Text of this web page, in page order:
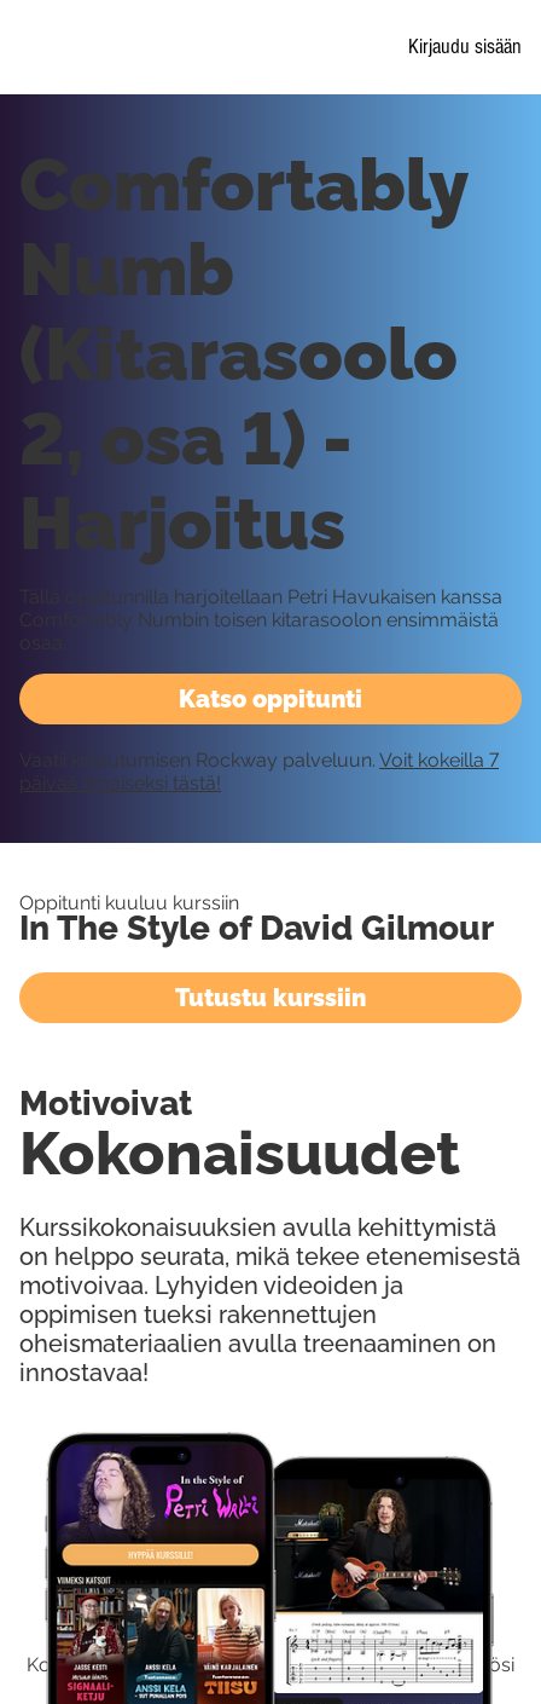
Kirjaudu sisään
Kokeile Ilmaiseksi
Kokeilemalla ilmaiseksi saat koko sisältömme käyttöösi
viikon ajaksi.
Katso oppitunti
Comfortably
Numb
(Kitarasoolo
2, osa 1) -
Harjoitus
Tällä oppitunnilla harjoitellaan Petri Havukaisen kanssa
Comfortably Numbin toisen kitarasoolon ensimmäistä
osaa.
Vaatii kirjautumisen Rockway palveluun. Voit kokeilla 7
päivää ilmaiseksi tästä!
Oppitunti kuuluu kurssiin
In The Style of David Gilmour
Tutustu kurssiin
Kurssikokonaisuuksien avulla kehittymistä
on helppo seurata, mikä tekee etenemisestä
motivoivaa. Lyhyiden videoiden ja
oppimisen tueksi rakennettujen
oheismateriaalien avulla treenaaminen on
innostavaa!
Kokonaisuudet
Motivoivat